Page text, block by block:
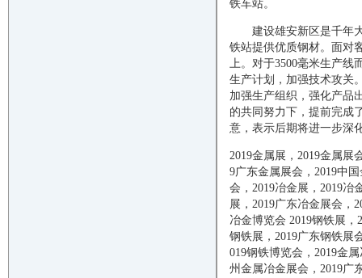
铁车站。
建设雄安新区是千年大
铁站提供优质钢材。面对
上。对于3500毫米生产线
生产计划，加强技术攻关
加强生产组织，强化产品
的共同努力下，提前完成
意，表示后期将进一步深
2019金属展， 2019金属展
9广东金属展会， 2019中国
会， 2019冶金展， 2019冶
展， 2019广东冶金展会，
冶金博览会 2019钢铁展，
钢铁展， 2019广东钢铁展
019钢铁博览会， 2019金属
州金属冶金展会， 2019广